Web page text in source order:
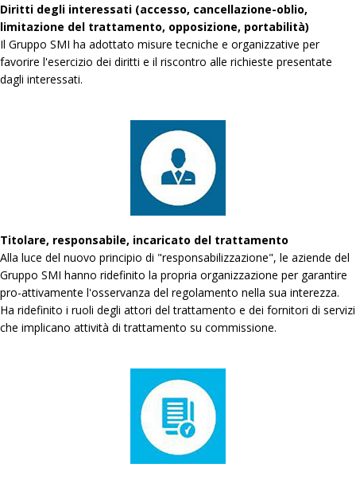
Diritti degli interessati (accesso, cancellazione-oblio,
limitazione del trattamento, opposizione, portabilità)
Il Gruppo SMI ha adottato misure tecniche e organizzative per
favorire l'esercizio dei diritti e il riscontro alle richieste presentate
dagli interessati.
Titolare, responsabile, incaricato del trattamento
Alla luce del nuovo principio di "responsabilizzazione", le aziende del
Gruppo SMI hanno ridefinito la propria organizzazione per garantire
pro-attivamente l'osservanza del regolamento nella sua interezza.
Ha ridefinito i ruoli degli attori del trattamento e dei fornitori di servizi
che implicano attività di trattamento su commissione.